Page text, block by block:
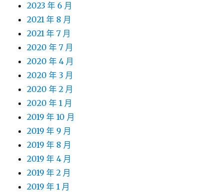
2023 年 6 月
2021 年 8 月
2021 年 7 月
2020 年 7 月
2020 年 4 月
2020 年 3 月
2020 年 2 月
2020 年 1 月
2019 年 10 月
2019 年 9 月
2019 年 8 月
2019 年 4 月
2019 年 2 月
2019 年 1 月